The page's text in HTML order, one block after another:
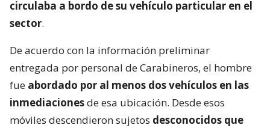
circulaba a bordo de su vehículo particular en el
sector.
De acuerdo con la información preliminar
entregada por personal de Carabineros, el hombre
fue abordado por al menos dos vehículos en las
inmediacionesde esa ubicación. Desde esos
móviles descendieron sujetos desconocidos que